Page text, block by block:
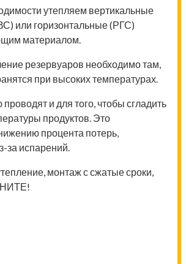
утепляем вертикальные
или горизонтальные (РГС)
материалом.
резервуаров необходимо там,
при высоких температурах.
и для того, чтобы сгладить
продуктов. Это
процента потерь,
за испарений.
монтаж с сжатые сроки,